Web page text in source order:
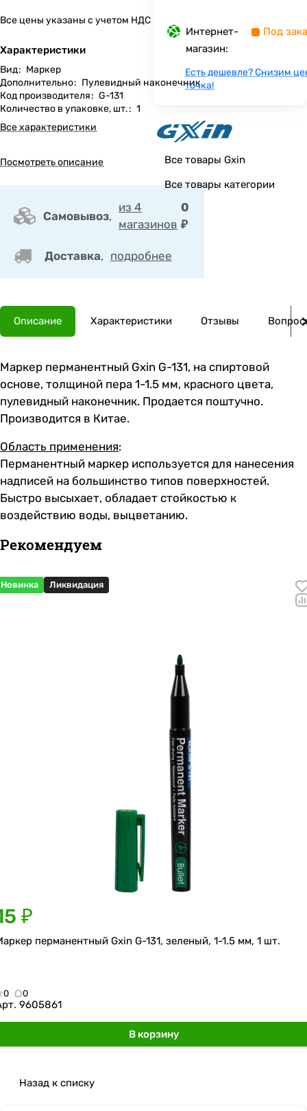
Все цены указаны с учетом НДС
Характеристики
Вид: Маркер
Дополнительно: Пулевидный наконечник
Код производителя: G-131
Количество в упаковке, шт.: 1
Все характеристики
Посмотреть описание
Самовывоз,
из 4
магазинов
0
₽
Доставка, подробнее
Интернет-
магазин:
Под
Есть дешевле? Снизим
точка!
Все товары Gxin
Все товары категории
Описание Характеристики Отзывы
Маркер перманентный Gxin G-131, на спиртовой
основе, толщиной пера 1-1.5 мм, красного цвета,
пулевидный наконечник. Продается поштучно.
Производится в Китае.
Область применения:
Перманентный маркер используется для нанесения
надписей на большинство типов поверхностей.
Быстро высыхает, обладает стойкостью к
воздействию воды, выцветанию.
Рекомендуем
Новинка Ликвидация
₽
перманентный Gxin G-131, зеленый, 1-1.5 мм, 1 шт.
0 0
9605861
В корзину
Назад к списку